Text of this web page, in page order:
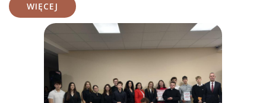
WIĘCEJ